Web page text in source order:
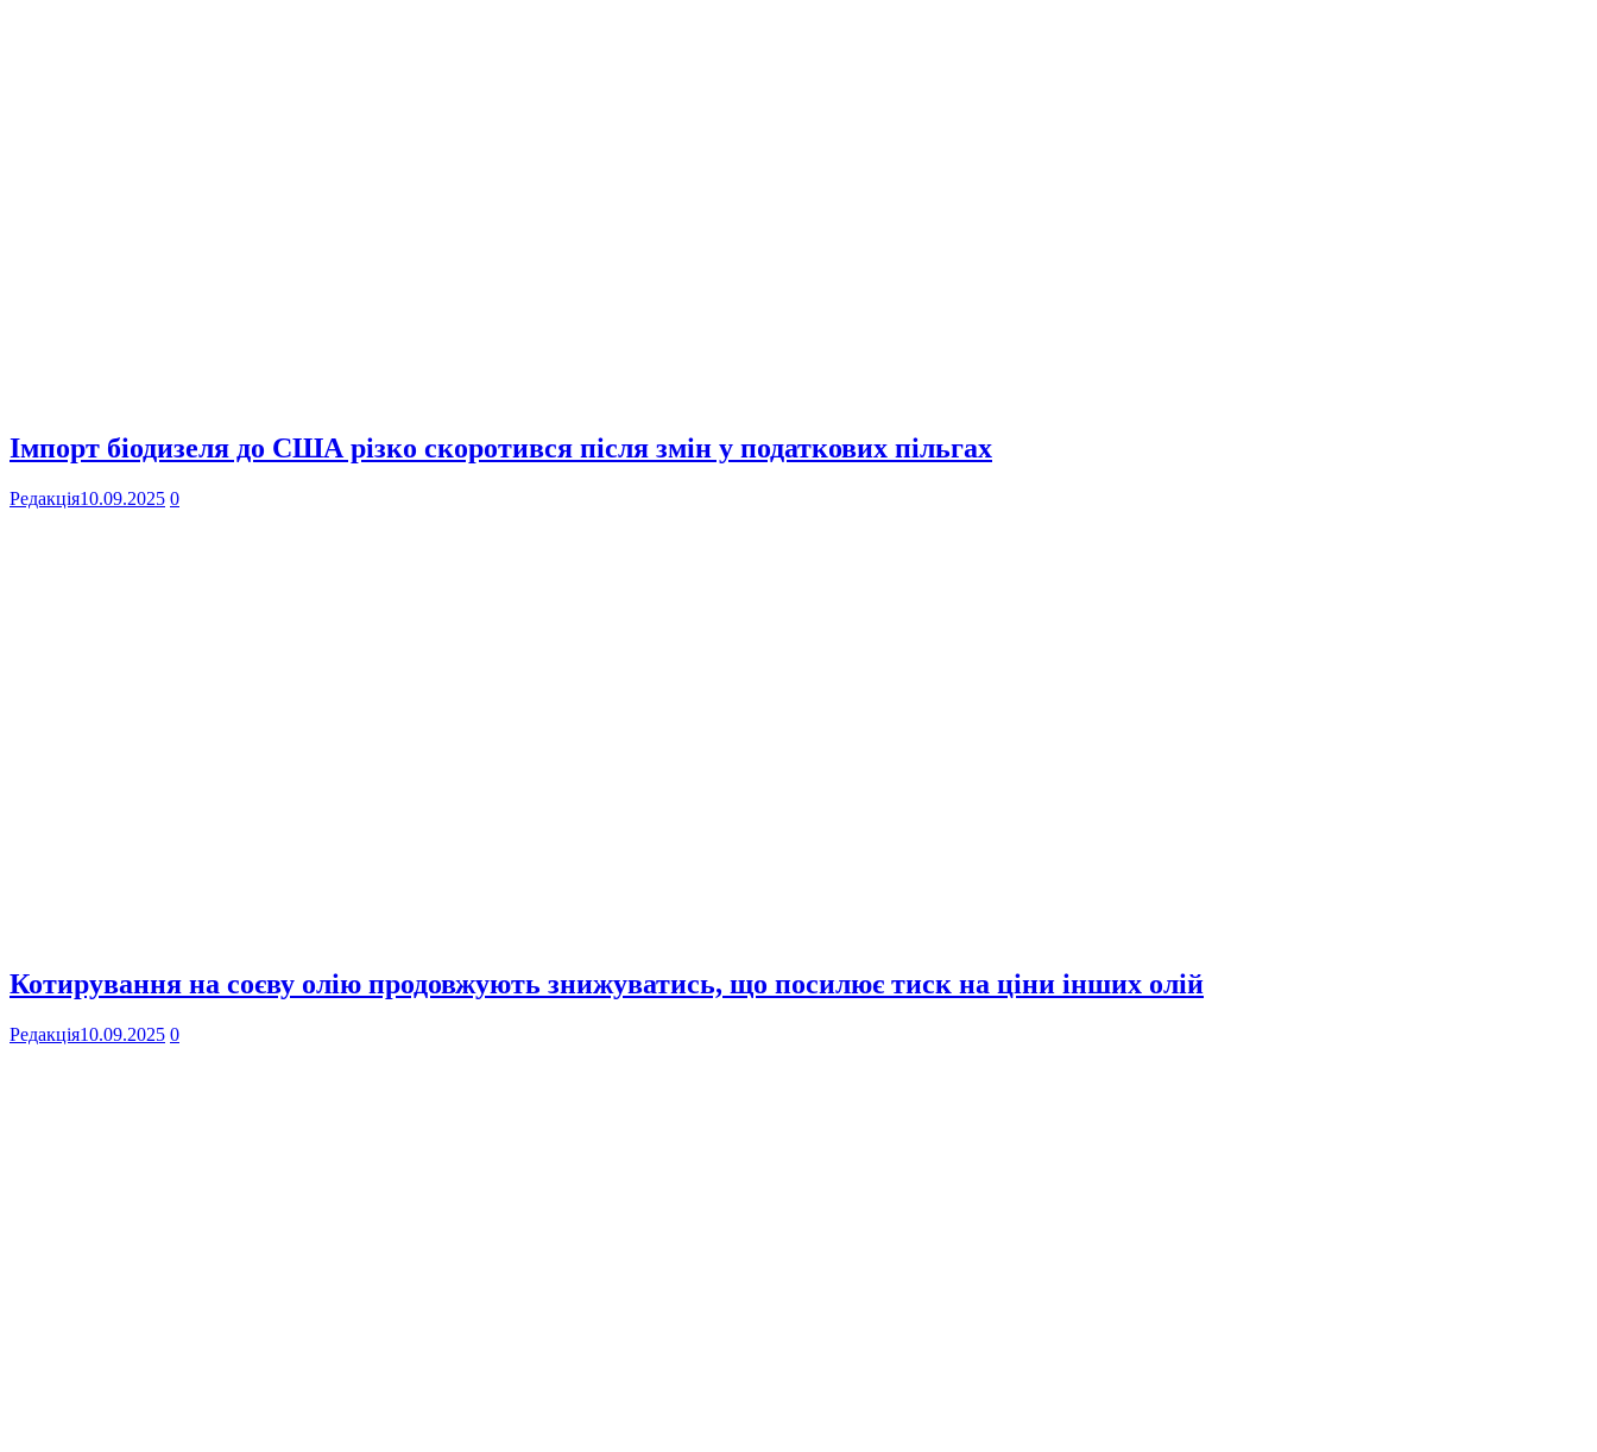
Імпорт біодизеля до США різко скоротився після змін у податкових пільгах
Редакція10.09.2025 0
Котирування на соєву олію продовжують знижуватись, що посилює тиск на ціни інших олій
Редакція10.09.2025 0